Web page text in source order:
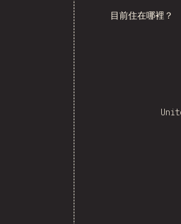
目前住在哪裡？